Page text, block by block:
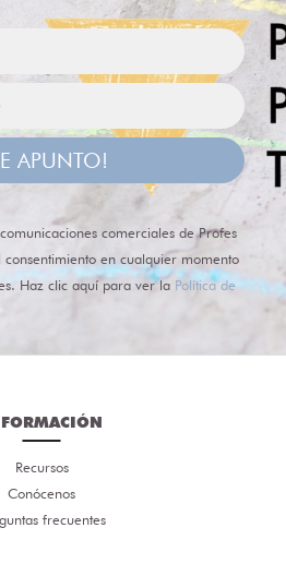
APUNTO!
comerciales de Profes
en cualquier momento
Haz clic aquí para ver la Política de
Recursos
Conócenos
frecuentes